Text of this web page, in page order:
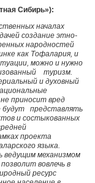
Сибирь»):
началах
создание этно-
народностей
как Тофалария, и
можно и нужно
туризм.
и духовный
приносит вред
будут представлять
и состыкованных
проекта
языка.
механизмом
вовлечь в
ресурс